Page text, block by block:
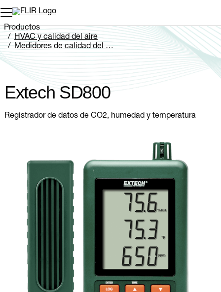
Productos
HVAC y calidad del aire
Medidores de calidad del aire
Extech SD800
Extech SD800
Registrador de datos de CO2, humedad y temperatura